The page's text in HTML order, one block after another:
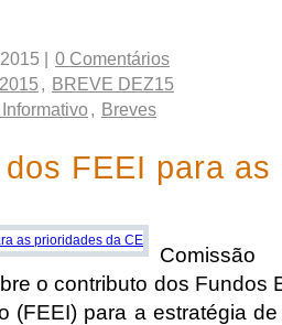
|
0 Comentários
, BREVE DEZ15
, Breves
FEEI para
o contributo dos Fundos
(FEEI) para a estratégia